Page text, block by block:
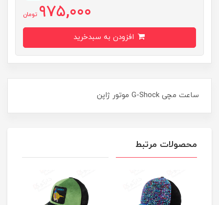
975,000 تومان
ساعت مچی G-Shock موتور ژاپن
محصولات مرتبط